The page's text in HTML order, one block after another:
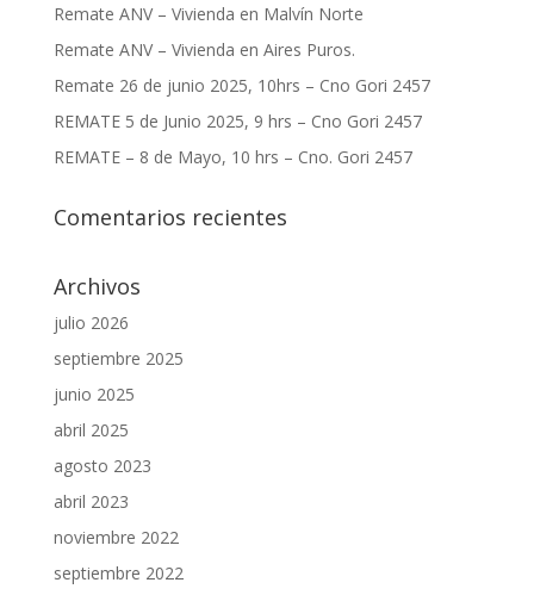
Remate ANV – Vivienda en Malvín Norte
Remate ANV – Vivienda en Aires Puros.
Remate 26 de junio 2025, 10hrs – Cno Gori 2457
REMATE 5 de Junio 2025, 9 hrs – Cno Gori 2457
REMATE – 8 de Mayo, 10 hrs – Cno. Gori 2457
Comentarios recientes
Archivos
julio 2026
septiembre 2025
junio 2025
abril 2025
agosto 2023
abril 2023
noviembre 2022
septiembre 2022